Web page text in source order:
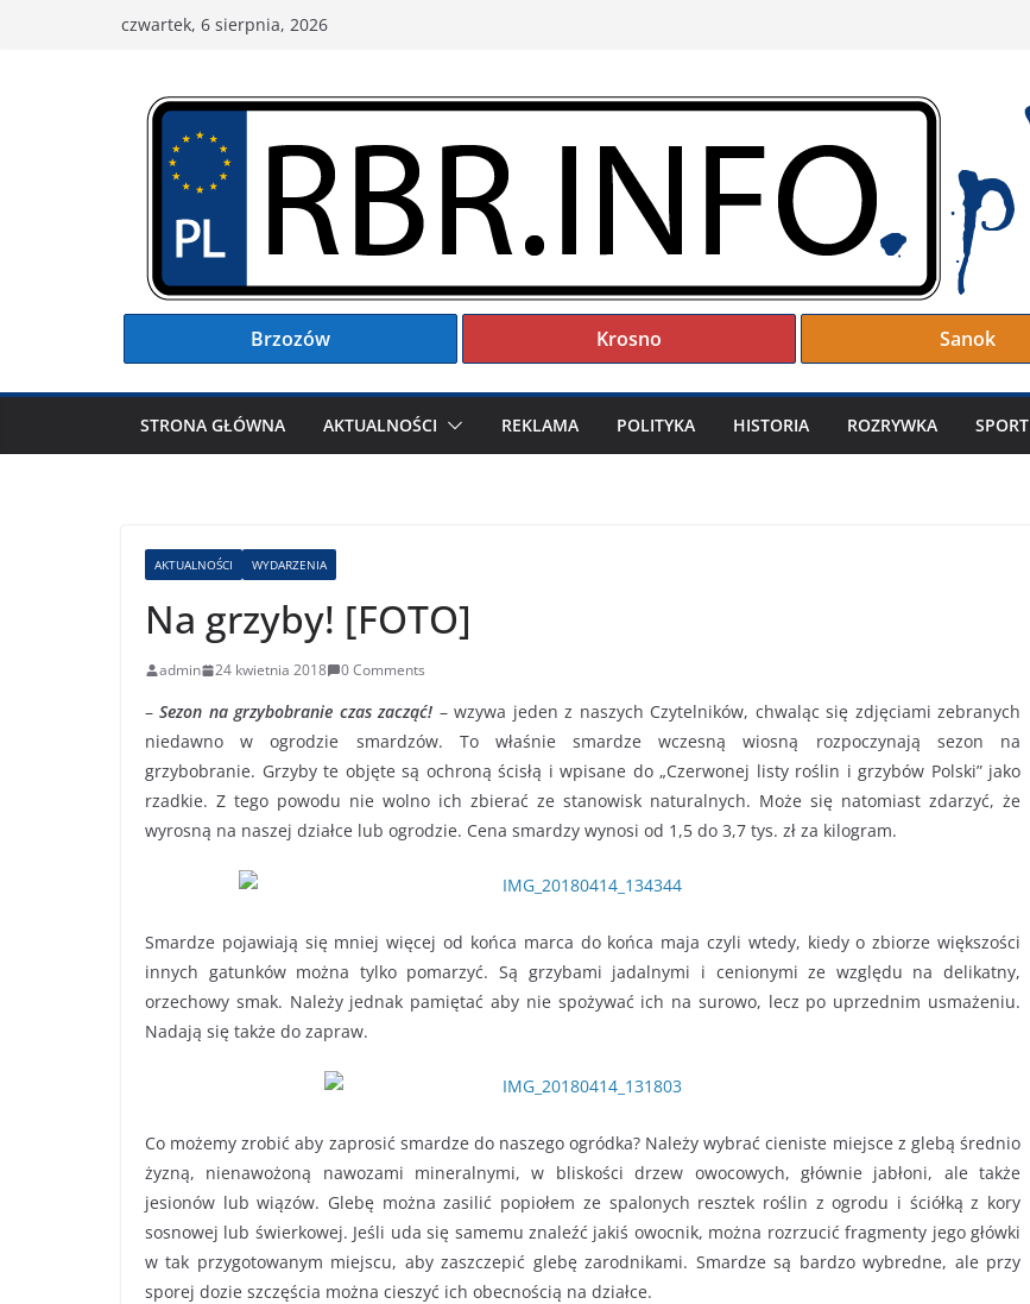
czwartek, 6 sierpnia, 2026
Brzozów Krosno Sanok
STRONA GŁÓWNA AKTUALNOŚCI REKLAMA POLITYKA HISTORIA ROZRYWKA SPORT
AKTUALNOŚCI WYDARZENIA
Na grzyby! [FOTO]
admin 24 kwietnia 2018 0 Comments
– Sezon na grzybobranie czas zacząć! – wzywa jeden z naszych Czytelników, chwaląc się zdjęciami zebranych
niedawno w ogrodzie smardzów. To właśnie smardze wczesną wiosną rozpoczynają sezon na
grzybobranie. Grzyby te objęte są ochroną ścisłą i wpisane do „Czerwonej listy roślin i grzybów Polski” jako
rzadkie. Z tego powodu nie wolno ich zbierać ze stanowisk naturalnych. Może się natomiast zdarzyć, że
wyrosną na naszej działce lub ogrodzie. Cena smardzy wynosi od 1,5 do 3,7 tys. zł za kilogram.
Smardze pojawiają się mniej więcej od końca marca do końca maja czyli wtedy, kiedy o zbiorze większości
innych gatunków można tylko pomarzyć. Są grzybami jadalnymi i cenionymi ze względu na delikatny,
orzechowy smak. Należy jednak pamiętać aby nie spożywać ich na surowo, lecz po uprzednim usmażeniu.
Nadają się także do zapraw.
Co możemy zrobić aby zaprosić smardze do naszego ogródka? Należy wybrać cieniste miejsce z glebą średnio
żyzną, nienawożoną nawozami mineralnymi, w bliskości drzew owocowych, głównie jabłoni, ale także
jesionów lub wiązów. Glebę można zasilić popiołem ze spalonych resztek roślin z ogrodu i ściółką z kory
sosnowej lub świerkowej. Jeśli uda się samemu znaleźć jakiś owocnik, można rozrzucić fragmenty jego główki
w tak przygotowanym miejscu, aby zaszczepić glebę zarodnikami. Smardze są bardzo wybredne, ale przy
sporej dozie szczęścia można cieszyć ich obecnością na działce.